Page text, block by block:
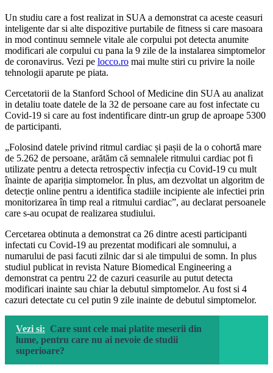
Un studiu care a fost realizat in SUA a demonstrat ca aceste ceasuri
inteligente dar si alte dispozitive purtabile de fitness si care masoara
in mod continuu semnele vitale ale corpului pot detecta anumite
modificari ale corpului cu pana la 9 zile de la instalarea simptomelor
de coronavirus. Vezi pe locco.ro mai multe stiri cu privire la noile
tehnologii aparute pe piata.
Cercetatorii de la Stanford School of Medicine din SUA au analizat
in detaliu toate datele de la 32 de persoane care au fost infectate cu
Covid-19 si care au fost indentificare dintr-un grup de aproape 5300
de participanti.
„Folosind datele privind ritmul cardiac și pașii de la o cohortă mare
de 5.262 de persoane, arătăm că semnalele ritmului cardiac pot fi
utilizate pentru a detecta retrospectiv infecția cu Covid-19 cu mult
înainte de apariția simptomelor. În plus, am dezvoltat un algoritm de
detecție online pentru a identifica stadiile incipiente ale infectiei prin
monitorizarea în timp real a ritmului cardiac”, au declarat persoanele
care s-au ocupat de realizarea studiului.
Cercetarea obtinuta a demonstrat ca 26 dintre acesti participanti
infectati cu Covid-19 au prezentat modificari ale somnului, a
numarului de pasi facuti zilnic dar si ale timpului de somn. In plus
studiul publicat in revista Nature Biomedical Engineering a
demonstrat ca pentru 22 de cazuri ceasurile au putut detecta
modificari inainte sau chiar la debutul simptomelor. Au fost si 4
cazuri detectate cu cel putin 9 zile inainte de debutul simptomelor.
Vezi si: Care sunt cele mai platite meserii din
lume, pentru care nu ai nevoie de studii
superioare?